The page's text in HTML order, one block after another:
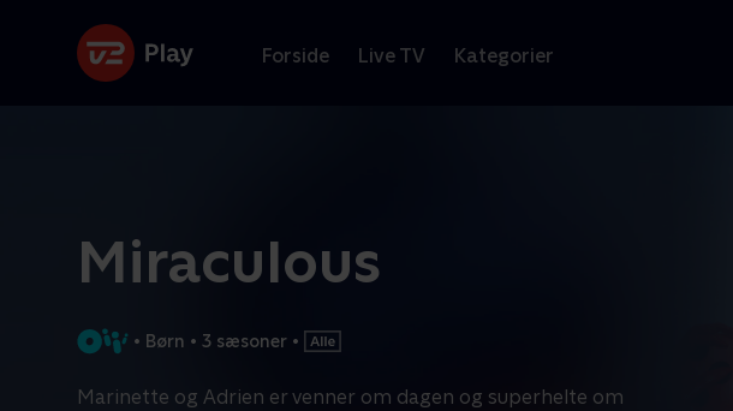
Forside Live TV Kategorier
Miraculous
• Børn • 3 sæsoner •
Marinette og Adrien er venner om dagen og superhelte om